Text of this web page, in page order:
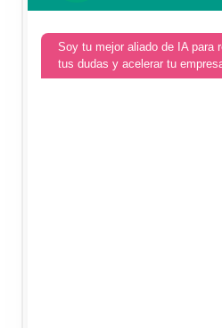
Soy tu mejor aliado de IA para
tus dudas y acelerar tu